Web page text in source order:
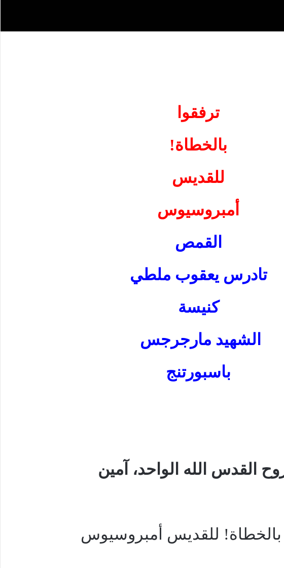
ترفقوا
بالخطاة!
للقديس
أمبروسيوس
القمص
تادرس يعقوب ملطي
كنيسة
الشهيد مار جرجس
باسبورتنج
القدس الله الواحد، آمين
بالخطاة! للقديس أمبروسيوس